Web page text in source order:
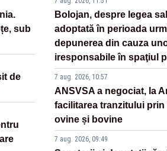
sub
de
Bolojan, despre legea
adoptată în perioada
depunerea din cauza
iresponsabile în spaţiul
7 aug. 2026, 10:57
ANSVSA a negociat, la
facilitarea tranzitului
ovine și bovine
7 aug. 2026, 09:49